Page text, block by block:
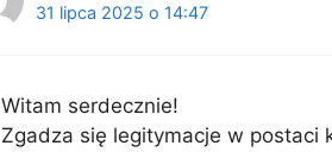
31 lipca 2025 o 14:47
Witam serdecznie!
Zgadza się legitymacje w postaci